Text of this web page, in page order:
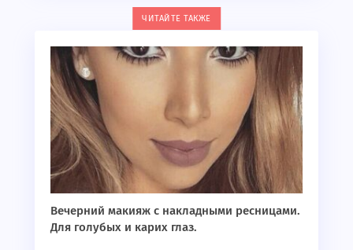
ЧИТАЙТЕ ТАКЖЕ
Вечерний макияж с накладными ресницами.
Для голубых и карих глаз.